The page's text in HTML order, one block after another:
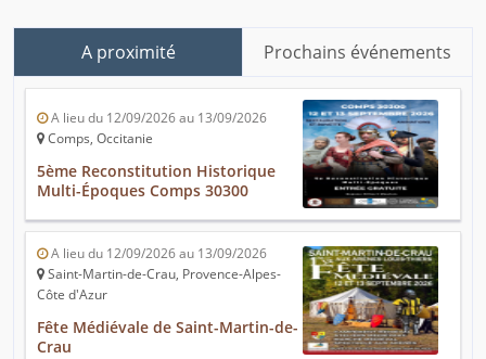
A proximité Prochains événements
A lieu du 12/09/2026 au 13/09/2026
Comps, Occitanie
5ème Reconstitution Historique
Multi-Époques Comps 30300
A lieu du 12/09/2026 au 13/09/2026
Saint-Martin-de-Crau, Provence-Alpes-
Côte d'Azur
Fête Médiévale de Saint-Martin-de-
Crau